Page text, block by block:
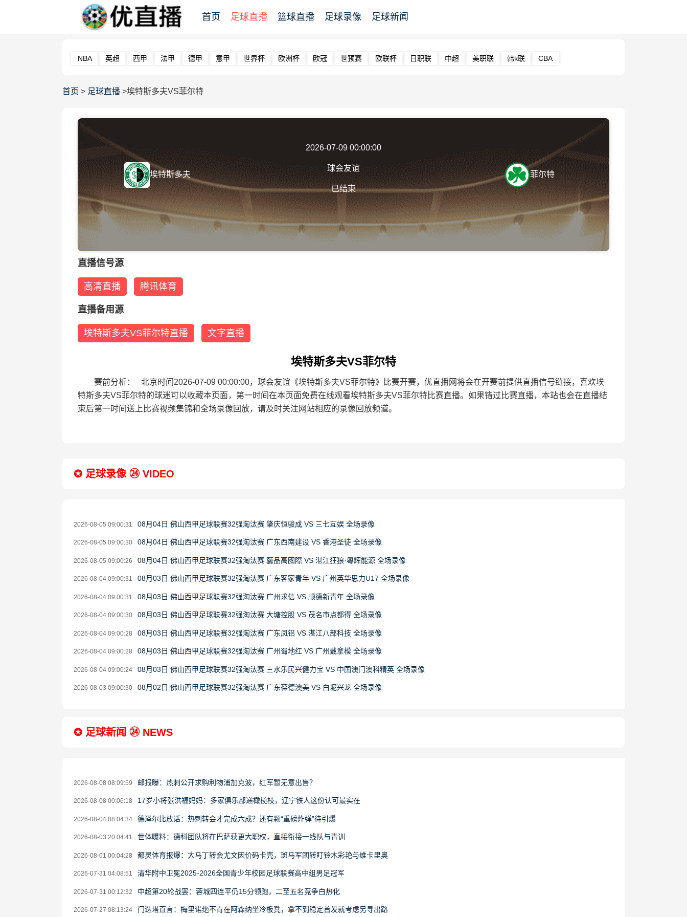
首页 足球直播 篮球直播 足球录像 足球新闻
NBA 英超 西甲 法甲 德甲 意甲 世界杯 欧洲杯 欧冠 世预赛 欧联杯 日职联 中超 美职联 韩k联 CBA
首页 > 足球直播 >埃特斯多夫VS菲尔特
埃特斯多夫
2026-07-09 00:00:00
球会友谊
已结束
菲尔特
直播信号源
高清直播 腾讯体育
直播备用源
埃特斯多夫VS菲尔特直播 文字直播
埃特斯多夫VS菲尔特
赛前分析： 北京时间2026-07-09 00:00:00，球会友谊《埃特斯多夫VS菲尔特》比赛开赛，优直播网将会在开赛前提供直播信号链接，喜欢埃
特斯多夫VS菲尔特的球迷可以收藏本页面，第一时间在本页面免费在线观看埃特斯多夫VS菲尔特比赛直播。如果错过比赛直播，本站也会在直播结
束后第一时间送上比赛视频集锦和全场录像回放，请及时关注网站相应的录像回放频道。
✪ 足球录像 ㉔ VIDEO
2026-08-05 09:00:31 08月04日 佛山西甲足球联赛32强淘汰赛 肇庆恒骏成 VS 三七互娱 全场录像
2026-08-05 09:00:30 08月04日 佛山西甲足球联赛32强淘汰赛 广东西南建设 VS 香港圣徒 全场录像
2026-08-05 09:00:26 08月04日 佛山西甲足球联赛32强淘汰赛 藝品高國際 VS 湛江狂狼·粵辉能源 全场录像
2026-08-04 09:00:31 08月03日 佛山西甲足球联赛32强淘汰赛 广东客家青年 VS 广州英华思力U17 全场录像
2026-08-04 09:00:31 08月03日 佛山西甲足球联赛32强淘汰赛 广州求信 VS 顺德新青年 全场录像
2026-08-04 09:00:30 08月03日 佛山西甲足球联赛32强淘汰赛 大塘控股 VS 茂名市点都得 全场录像
2026-08-04 09:00:28 08月03日 佛山西甲足球联赛32强淘汰赛 广东凤铝 VS 湛江八部科技 全场录像
2026-08-04 09:00:28 08月03日 佛山西甲足球联赛32强淘汰赛 广州蜀地红 VS 广州戴拿模 全场录像
2026-08-04 09:00:24 08月03日 佛山西甲足球联赛32强淘汰赛 三水乐民兴健力宝 VS 中国澳门澳科精英 全场录像
2026-08-03 09:00:30 08月02日 佛山西甲足球联赛32强淘汰赛 广东葆德澳美 VS 白坭兴龙 全场录像
✪ 足球新闻 ㉔ NEWS
2026-08-08 08:09:59 邮报曝：热刺公开求购利物浦加克波，红军暂无意出售？
2026-08-08 00:06:18 17岁小将张洪福妈妈：多家俱乐部递橄榄枝，辽宁铁人这份认可最实在
2026-08-04 08:04:34 德泽尔比放话：热刺转会才完成六成？还有颗“重磅炸弹”待引爆
2026-08-03 20:04:41 世体曝料：德科团队将在巴萨获更大职权，直接衔接一线队与青训
2026-08-01 00:04:28 都灵体育报爆：大马丁转会尤文因价码卡壳，斑马军团转盯铃木彩艳与维卡里奥
2026-07-31 04:08:51 清华附中卫冕2025-2026全国青少年校园足球联赛高中组男足冠军
2026-07-31 00:12:32 中超第20轮战罢：蓉城四连平仍15分领跑，二至五名竞争白热化
2026-07-27 08:13:24 门迭塔直言：梅里诺绝不肯在阿森纳坐冷板凳，拿不到稳定首发就考虑另寻出路